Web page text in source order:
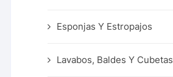
Esponjas Y Estropajos
Lavabos, Baldes Y Cubetas